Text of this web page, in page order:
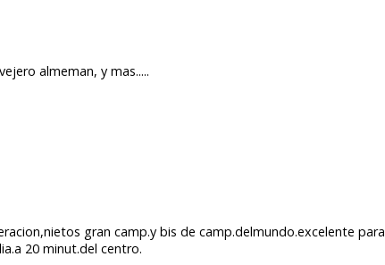
almeman, y mas.....
gran camp.y bis de camp.delmundo.excelente para
20 minut.del centro.